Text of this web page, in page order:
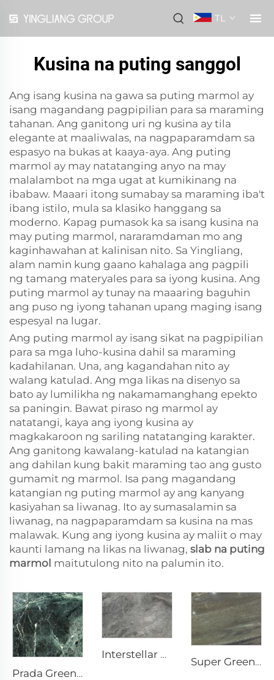
TL
Kusina na puting sanggol
Ang isang kusina na gawa sa puting marmol ay
isang magandang pagpipilian para sa maraming
tahanan. Ang ganitong uri ng kusina ay tila
elegante at maaliwalas, na nagpaparamdam sa
espasyo na bukas at kaaya-aya. Ang puting
marmol ay may natatanging anyo na may
malalambot na mga ugat at kumikinang na
ibabaw. Maaari itong sumabay sa maraming iba't
ibang istilo, mula sa klasiko hanggang sa
moderno. Kapag pumasok ka sa isang kusina na
may puting marmol, nararamdaman mo ang
kaginhawahan at kalinisan nito. Sa Yingliang,
alam namin kung gaano kahalaga ang pagpili
ng tamang materyales para sa iyong kusina. Ang
puting marmol ay tunay na maaaring baguhin
ang puso ng iyong tahanan upang maging isang
espesyal na lugar.
Ang puting marmol ay isang sikat na pagpipilian
para sa mga luho-kusina dahil sa maraming
kadahilanan. Una, ang kagandahan nito ay
walang katulad. Ang mga likas na disenyo sa
bato ay lumilikha ng nakamamanghang epekto
sa paningin. Bawat piraso ng marmol ay
natatangi, kaya ang iyong kusina ay
magkakaroon ng sariling natatanging karakter.
Ang ganitong kawalang-katulad na katangian
ang dahilan kung bakit maraming tao ang gusto
gumamit ng marmol. Isa pang magandang
katangian ng puting marmol ay ang kanyang
kasiyahan sa liwanag. Ito ay sumasalamin sa
liwanag, na nagpaparamdam sa kusina na mas
malawak. Kung ang iyong kusina ay maliit o may
kaunti lamang na likas na liwanag, slab na puting
marmol maitutulong nito na palumin ito.
Prada Green Berde na Natural na Bato na Marmol na may Puting Ugat at Disenyo
Interstellar Grey Abu na Natural na Bato na Marmol na may Mottled na Teksto at Pilak-Abu na Tuldok
Super Green Natural Stone Marble